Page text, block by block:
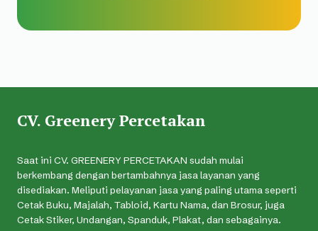
CV. Greenery Percetakan
Saat ini CV. GREENERY PERCETAKAN sudah mulai
berkembang dengan bertambahnya jasa layanan yang
disediakan. Meliputi pelayanan jasa yang paling utama seperti
Cetak Buku, Majalah, Tabloid, Kartu Nama, dan Brosur, juga
Cetak Stiker, Undangan, Spanduk, Plakat, dan sebagainya.